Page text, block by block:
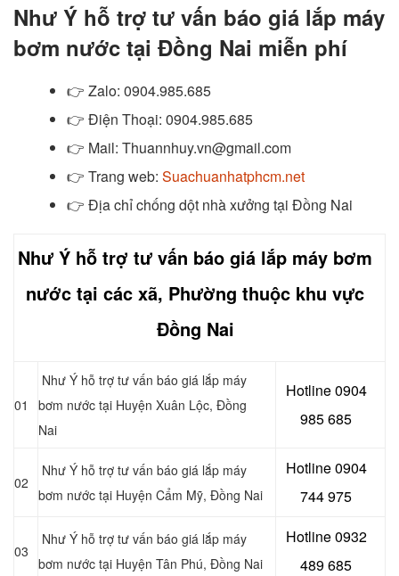
Như Ý hỗ trợ tư vấn báo giá lắp máy
bơm nước tại Đồng Nai miễn phí
👉 Zalo: 0904.985.685
👉 Điện Thoại: 0904.985.685
👉 Mail: Thuannhuy.vn@gmail.com
👉 Trang web: Suachuanhatphcm.net
👉 Địa chỉ chống dột nhà xưởng tại Đồng Nai
Như Ý hỗ trợ tư vấn báo giá lắp máy bơm
nước tại các xã, Phường thuộc khu vực
Đồng Nai
01
Như Ý hỗ trợ tư vấn báo giá lắp máy
bơm nước tại Huyện Xuân Lộc, Đồng
Nai
Hotline 0904
985 685
02
Như Ý hỗ trợ tư vấn báo giá lắp máy
bơm nước tại Huyện Cẩm Mỹ, Đồng Nai
Hotline 0904
744 975
03
Như Ý hỗ trợ tư vấn báo giá lắp máy
bơm nước tại Huyện Tân Phú, Đồng Nai
Hotline 0932
489 685